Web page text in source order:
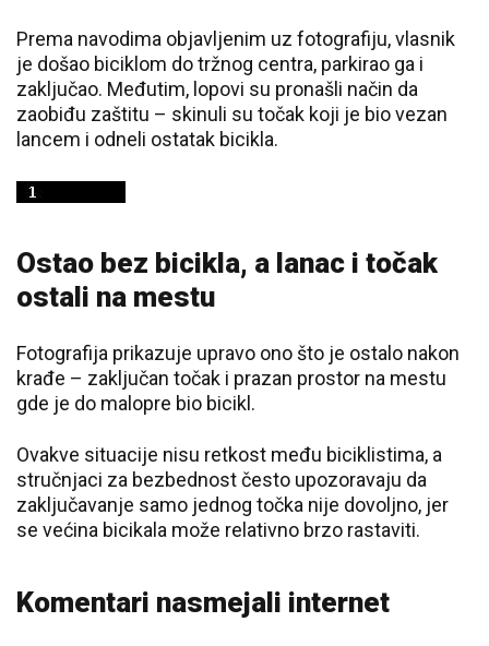
Prema navodima objavljenim uz fotografiju, vlasnik
je došao biciklom do tržnog centra, parkirao ga i
zaključao. Međutim, lopovi su pronašli način da
zaobiđu zaštitu – skinuli su točak koji je bio vezan
lancem i odneli ostatak bicikla.
Ostao bez bicikla, a lanac i točak
ostali na mestu
Fotografija prikazuje upravo ono što je ostalo nakon
krađe – zaključan točak i prazan prostor na mestu
gde je do malopre bio bicikl.
Ovakve situacije nisu retkost među biciklistima, a
stručnjaci za bezbednost često upozoravaju da
zaključavanje samo jednog točka nije dovoljno, jer
se većina bicikala može relativno brzo rastaviti.
Komentari nasmejali internet